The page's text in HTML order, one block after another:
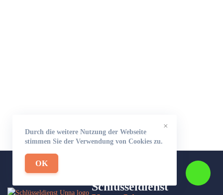
×
Durch die weitere Nutzung der Webseite
stimmen Sie der Verwendung von Cookies zu.
OK
Schlüsseldienst